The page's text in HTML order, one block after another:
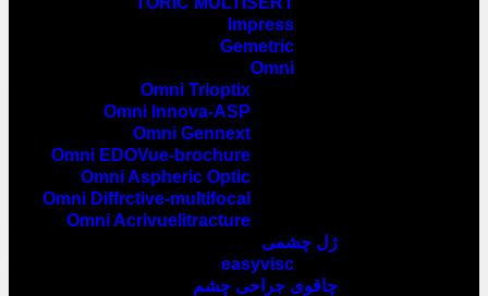
Impress
Gemetric
Omni
Omni Trioptix
Omni Innova-ASP
Omni Gennext
Omni EDOVue-brochure
Omni Aspheric Optic
Omni Diffrctive-multifocal
Omni Acrivuelitracture
ژل چشمی
easyvisc
چاقوی جراحی چشم